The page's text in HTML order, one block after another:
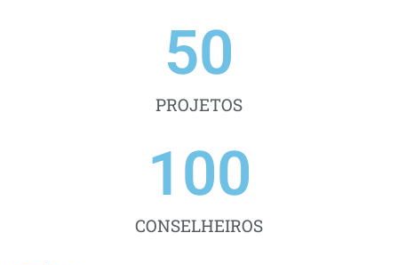
PROJETOS
50
CONSELHEIROS
100